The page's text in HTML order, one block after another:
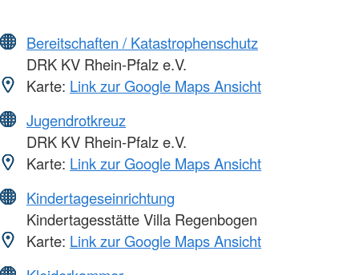
Bereitschaften / Katastrophenschutz
DRK KV Rhein-Pfalz e.V.
Karte: Link zur Google Maps Ansicht
Jugendrotkreuz
DRK KV Rhein-Pfalz e.V.
Karte: Link zur Google Maps Ansicht
Kindertageseinrichtung
Kindertagesstätte Villa Regenbogen
Karte: Link zur Google Maps Ansicht